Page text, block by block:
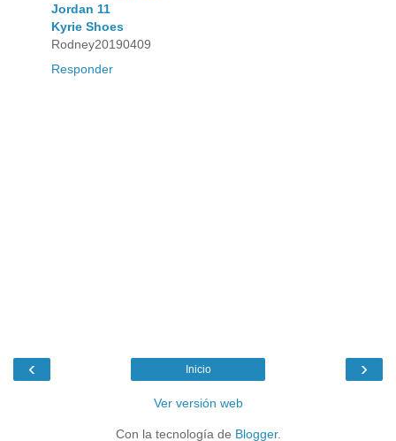
Jordan 11
Kyrie Shoes
Rodney20190409
Responder
‹ ›
Inicio
Ver versión web
Con la tecnología de Blogger.